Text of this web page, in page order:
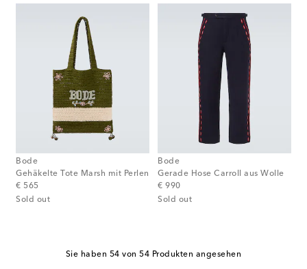
Bode
Gehäkelte Tote Marsh mit Perlen
€ 565
original price
Sold out
Bode
Gerade Hose Carroll aus Wolle
€ 990
original price
Sold out
Sie haben 54 von 54 Produkten angesehen